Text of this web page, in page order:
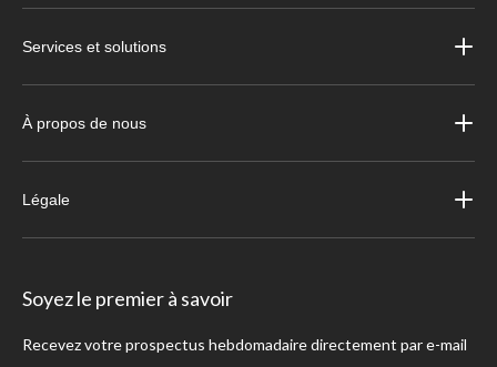
Services et solutions
À propos de nous
Légale
Soyez le premier à savoir
Recevez votre prospectus hebdomadaire directement par e-mail